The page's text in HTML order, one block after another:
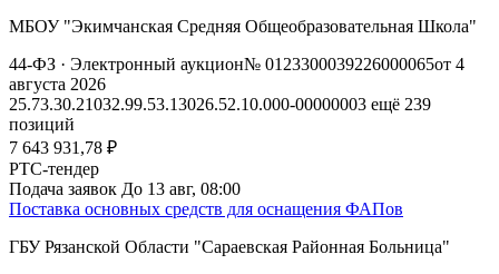
МБОУ "Экимчанская Средняя Общеобразовательная Школа"
44-ФЗ · Электронный аукцион№ 0123300039226000065от 4
августа 2026
25.73.30.21032.99.53.13026.52.10.000-00000003 ещё 239
позиций
7 643 931,78 ₽
РТС-тендер
Подача заявок До 13 авг, 08:00
Поставка основных средств для оснащения ФАПов
ГБУ Рязанской Области "Сараевская Районная Больница"